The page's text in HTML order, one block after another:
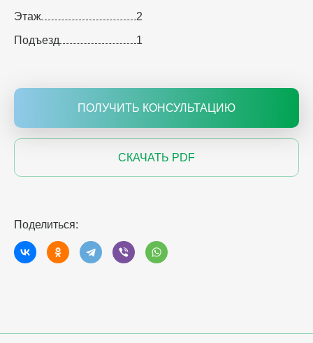
Этаж
2
Подъезд
1
ПОЛУЧИТЬ КОНСУЛЬТАЦИЮ
СКАЧАТЬ PDF
Поделиться: